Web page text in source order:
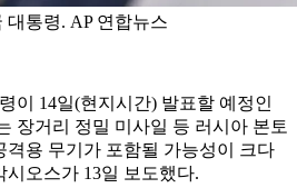
대통령. AP 연합뉴스
이 14일(현지시간) 발표할 예정인
장거리 정밀 미사일 등 러시아 본토
격용 무기가 포함될 가능성이 크다
시오스가 13일 보도했다.